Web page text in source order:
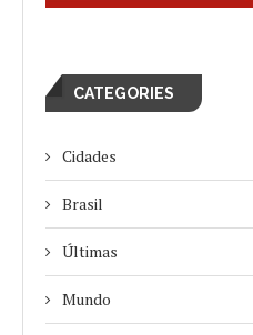
CATEGORIES
Cidades
Brasil
Últimas
Mundo